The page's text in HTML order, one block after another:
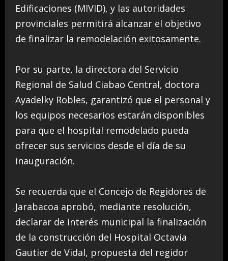
Edificaciones (MIVID), y las autoridades
provinciales permitirá alcanzar el objetivo
de finalizar la remodelación exitosamente.
Por su parte, la directora del Servicio
Regional de Salud Ciabao Central, doctora
Ayadelky Robles, garantizó que el personal y
los equipos necesarios estarán disponibles
para que el hospital remodelado pueda
ofrecer sus servicios desde el día de su
inauguración.
Se recuerda que el Concejo de Regidores de
Jarabacoa aprobó, mediante resolución,
declarar de interés municipal la finalización
de la construcción del Hospital Octavia
Gautier de Vidal, propuesta del regidor